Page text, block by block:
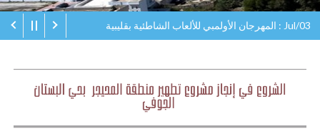
Jul/03 : المهرجان الأولمبي للألعاب الشاطئية بقليبية